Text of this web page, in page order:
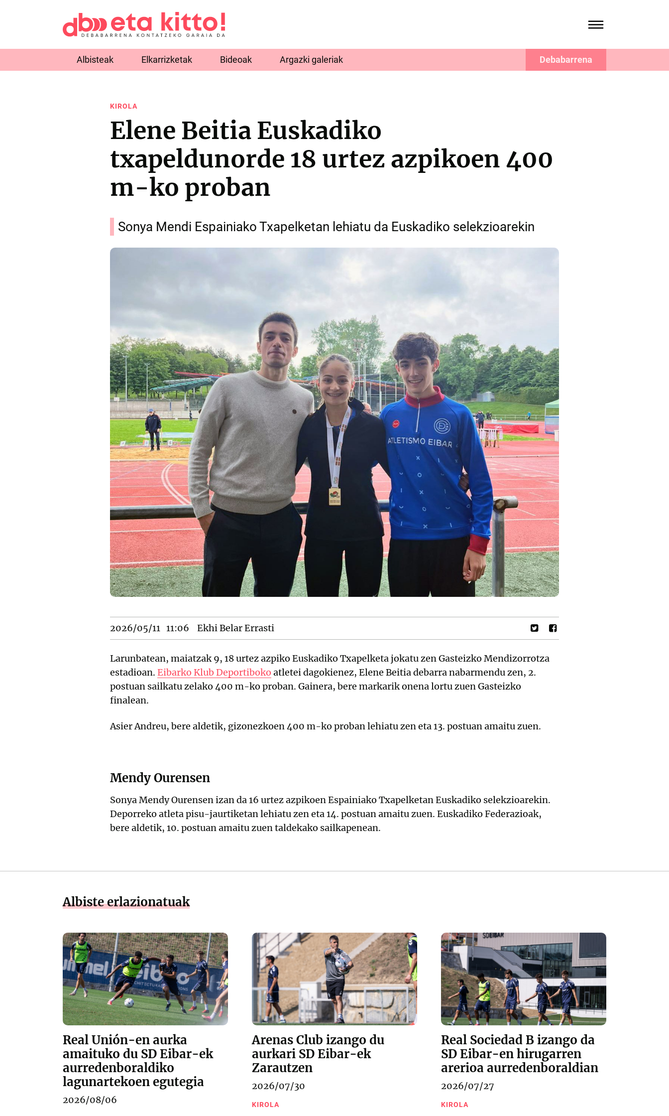
Albisteak Elkarrizketak Bideoak Argazki galeriak Debabarrena
KIROLA
Elene Beitia Euskadiko
txapeldunorde 18 urtez azpikoen 400
m-ko proban
Sonya Mendi Espainiako Txapelketan lehiatu da Euskadiko selekzioarekin
2026/05/11 11:06 Ekhi Belar Errasti
Larunbatean, maiatzak 9, 18 urtez azpiko Euskadiko Txapelketa jokatu zen Gasteizko Mendizorrotza
estadioan. Eibarko Klub Deportiboko atletei dagokienez, Elene Beitia debarra nabarmendu zen, 2.
postuan sailkatu zelako 400 m-ko proban. Gainera, bere markarik onena lortu zuen Gasteizko
finalean.
Asier Andreu, bere aldetik, gizonezkoen 400 m-ko proban lehiatu zen eta 13. postuan amaitu zuen.
Mendy Ourensen
Sonya Mendy Ourensen izan da 16 urtez azpikoen Espainiako Txapelketan Euskadiko selekzioarekin.
Deporreko atleta pisu-jaurtiketan lehiatu zen eta 14. postuan amaitu zuen. Euskadiko Federazioak,
bere aldetik, 10. postuan amaitu zuen taldekako sailkapenean.
Albiste erlazionatuak
Real Unión-en aurka
amaituko du SD Eibar-ek
aurredenboraldiko
lagunartekoen egutegia
2026/08/06
Arenas Club izango du
aurkari SD Eibar-ek
Zarautzen
2026/07/30
KIROLA
Real Sociedad B izango da
SD Eibar-en hirugarren
arerioa aurredenboraldian
2026/07/27
KIROLA